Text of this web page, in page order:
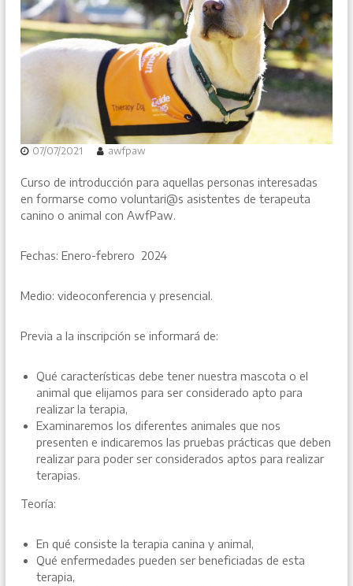
07/07/2021 awfpaw
Curso de introducción para aquellas personas interesadas
en formarse como voluntari@s asistentes de terapeuta
canino o animal con AwfPaw.
Fechas: Enero-febrero 2024
Medio: videoconferencia y presencial.
Previa a la inscripción se informará de:
Qué características debe tener nuestra mascota o el
animal que elijamos para ser considerado apto para
realizar la terapia,
Examinaremos los diferentes animales que nos
presenten e indicaremos las pruebas prácticas que deben
realizar para poder ser considerados aptos para realizar
terapias.
Teoría:
En qué consiste la terapia canina y animal,
Qué enfermedades pueden ser beneficiadas de esta
terapia,